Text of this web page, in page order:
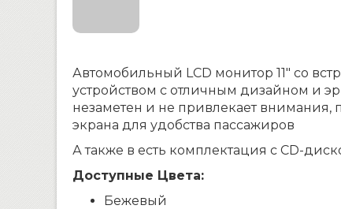
Автомобильный LCD монитор 11″ со
устройством с отличным дизайном и
незаметен и не привлекает
экрана для удобства пассажиров
А также в есть комплектация с CD-
Доступные Цвета:
Бежевый